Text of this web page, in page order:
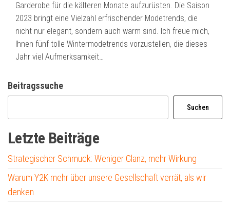
Garderobe für die kälteren Monate aufzurüsten. Die Saison
2023 bringt eine Vielzahl erfrischender Modetrends, die
nicht nur elegant, sondern auch warm sind. Ich freue mich,
Ihnen fünf tolle Wintermodetrends vorzustellen, die dieses
Jahr viel Aufmerksamkeit…
Beitragssuche
Suchen
Letzte Beiträge
Strategischer Schmuck: Weniger Glanz, mehr Wirkung
Warum Y2K mehr über unsere Gesellschaft verrät, als wir
denken